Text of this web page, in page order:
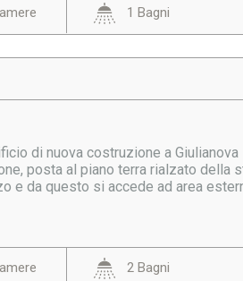
1 Bagni
di nuova costruzione a
posta al piano terra rialzato
e da questo si accede ad area
2 Bagni